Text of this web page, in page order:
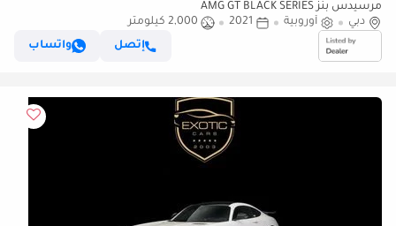
مرسيدس بنز AMG GT BLACK SERIES
دبي
أوروبية 2021
2,000 كيلومتر
إتصل
واتساب